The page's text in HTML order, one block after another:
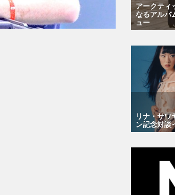
アークティ
なるアルバ
ュー
リナ・サ
ン記念対談